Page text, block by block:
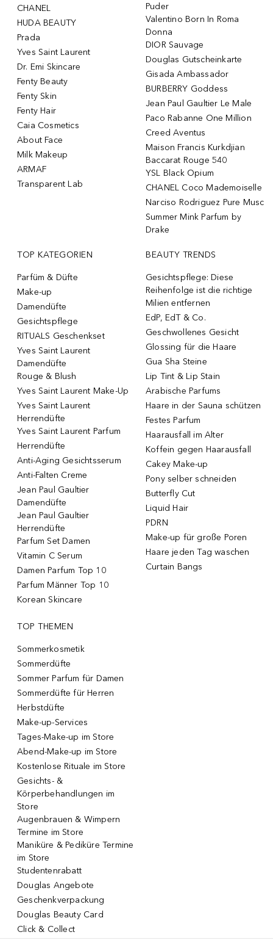
CHANEL
HUDA BEAUTY
Prada
Yves Saint Laurent
Dr. Emi Skincare
Fenty Beauty
Fenty Skin
Fenty Hair
Caia Cosmetics
About Face
Milk Makeup
ARMAF
Transparent Lab
Puder
Valentino Born In Roma
Donna
DIOR Sauvage
Douglas Gutscheinkarte
Gisada Ambassador
BURBERRY Goddess
Jean Paul Gaultier Le Male
Paco Rabanne One Million
Creed Aventus
Maison Francis Kurkdjian
Baccarat Rouge 540
YSL Black Opium
CHANEL Coco Mademoiselle
Narciso Rodriguez Pure Musc
Summer Mink Parfum by
Drake
TOP KATEGORIEN
Parfüm & Düfte
Make-up
Damendüfte
Gesichtspflege
RITUALS Geschenkset
Yves Saint Laurent
Damendüfte
Rouge & Blush
Yves Saint Laurent Make-Up
Yves Saint Laurent
Herrendüfte
Yves Saint Laurent Parfum
Herrendüfte
Anti-Aging Gesichtsserum
Anti-Falten Creme
Jean Paul Gaultier
Damendüfte
Jean Paul Gaultier
Herrendüfte
Parfum Set Damen
Vitamin C Serum
Damen Parfum Top 10
Parfum Männer Top 10
Korean Skincare
BEAUTY TRENDS
Gesichtspflege: Diese
Reihenfolge ist die richtige
Milien entfernen
EdP, EdT & Co.
Geschwollenes Gesicht
Glossing für die Haare
Gua Sha Steine
Lip Tint & Lip Stain
Arabische Parfums
Haare in der Sauna schützen
Festes Parfum
Haarausfall im Alter
Koffein gegen Haarausfall
Cakey Make-up
Pony selber schneiden
Butterfly Cut
Liquid Hair
PDRN
Make-up für große Poren
Haare jeden Tag waschen
Curtain Bangs
TOP THEMEN
Sommerkosmetik
Sommerdüfte
Sommer Parfum für Damen
Sommerdüfte für Herren
Herbstdüfte
Make-up-Services
Tages-Make-up im Store
Abend-Make-up im Store
Kostenlose Rituale im Store
Gesichts- &
Körperbehandlungen im
Store
Augenbrauen & Wimpern
Termine im Store
Maniküre & Pediküre Termine
im Store
Studentenrabatt
Douglas Angebote
Geschenkverpackung
Douglas Beauty Card
Click & Collect